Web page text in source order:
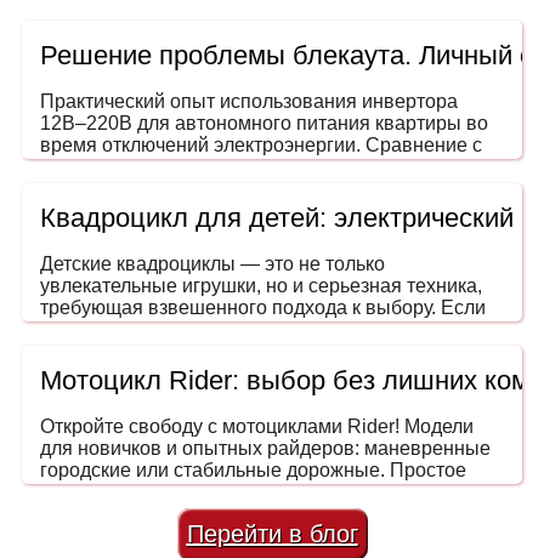
Решение проблемы блекаута. Личный
Практический опыт использования инвертора
12В–220В для автономного питания квартиры во
время отключений электроэнергии. Сравнение с
генераторами, ИБП и power station. На что
формы сигнала.
Квадроцикл для детей: электрический
Детские квадроциклы — это не только
увлекательные игрушки, но и серьезная техника,
требующая взвешенного подхода к выбору. Если
вы задумались, как выбрать квадроцикл для
безопасной, разумной и в пределах вашего
бюджета. Ведь речь идет не просто о развлечении
— речь о безопасном транспорте, развивающем
координацию, внимание и навыки вождения еще с
детства.
Мотоцикл Rider: выбор без лишних
Откройте свободу с мотоциклами Rider! Модели
для новичков и опытных райдеров: маневренные
городские или стабильные дорожные. Простое
обслуживание и низкая стоимость владения.
Перейти в блог